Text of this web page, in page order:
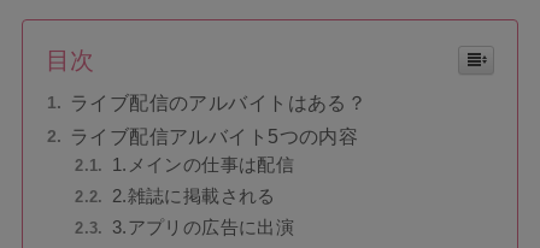
目次
ライブ配信のアルバイトはある？
ライブ配信アルバイト5つの内容
1.メインの仕事は配信
2.雑誌に掲載される
3.アプリの広告に出演